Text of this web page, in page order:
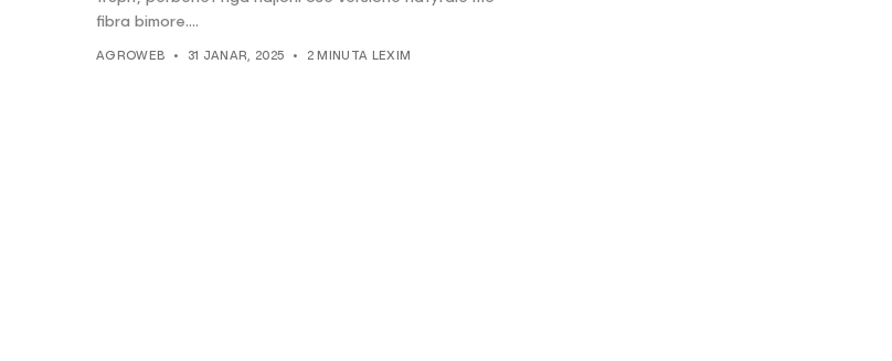
fibra bimore....
AGROWEB 31 JANAR, 2025 2 MINUTA LEXIM